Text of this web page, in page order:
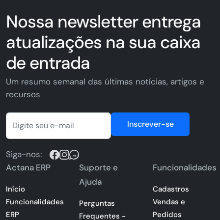
Nossa newsletter entrega
atualizações na sua caixa
de entrada
Um resumo semanal das últimas notícias, artigos e
recursos
Inscrever-se
Siga-nos:
Actana ERP
Início
Funcionalidades
ERP
Suporte e
Ajuda
Perguntas
Frequentes -
Funcionalidades
Cadastros
Vendas e
Pedidos